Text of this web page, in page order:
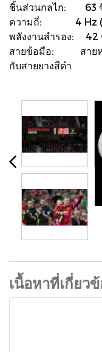
ชิ้นส่วนกลไก: 63 ชิ้
ความถี่: 4 Hz
พลังงานสำรอง: 42
สายข้อมือ: สายหนัง
กับสายยางสีดำ
เนื้อหาที่เกี่ยว